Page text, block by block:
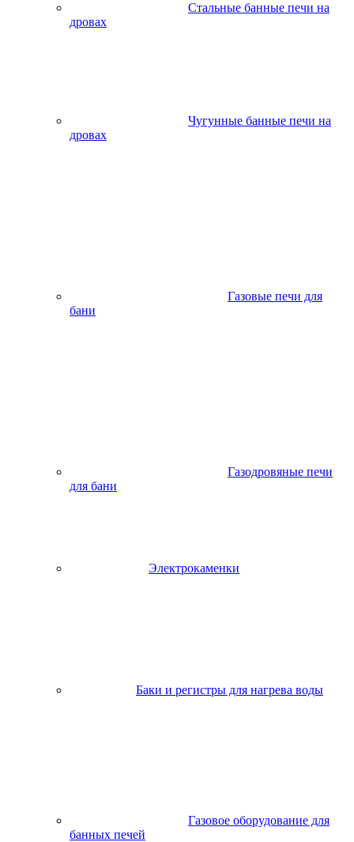
Стальные банные печи на
дровах
Чугунные банные печи на
дровах
Газовые печи для
бани
Газодровяные печи
для бани
Электрокаменки
Баки и регистры для нагрева воды
Газовое оборудование для
банных печей